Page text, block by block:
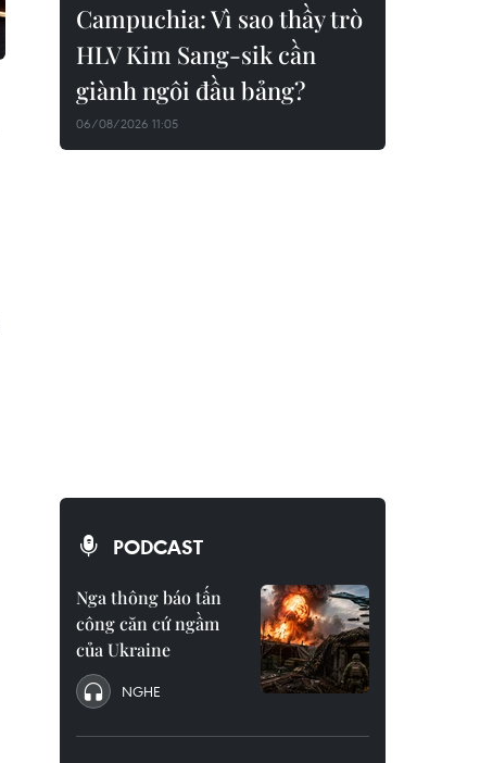
Campuchia: Vì sao thầy trò
HLV Kim Sang-sik cần
giành ngôi đầu bảng?
06/08/2026 11:05
PODCAST
Nga thông báo tấn
công căn cứ ngầm
của Ukraine
NGHE